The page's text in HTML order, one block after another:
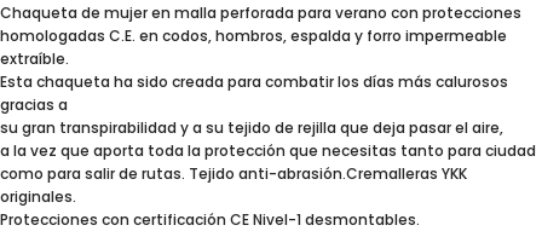
Chaqueta de mujer en malla perforada para verano con protecciones
homologadas C.E. en codos, hombros, espalda y forro impermeable
extraíble.
Esta chaqueta ha sido creada para combatir los días más calurosos
gracias a
su gran transpirabilidad y a su tejido de rejilla que deja pasar el aire,
a la vez que aporta toda la protección que necesitas tanto para ciudad
como para salir de rutas. Tejido anti-abrasión.Cremalleras YKK
originales.
Protecciones con certificación CE Nivel-1 desmontables.